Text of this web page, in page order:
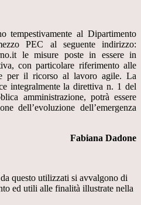
tempestivamente al Dipartimento
PEC al seguente indirizzo:
le misure poste in essere in
con particolare riferimento alle
per il ricorso al lavoro agile. La
integralmente la direttiva n. 1 del
amministrazione, potrà essere
dell’evoluzione dell’emergenza
Fabiana Dadone
questo utilizzati si avvalgono di
ed utili alle finalità illustrate nella